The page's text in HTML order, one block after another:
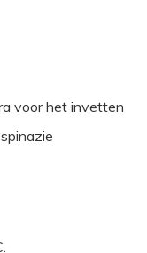
voor het invetten